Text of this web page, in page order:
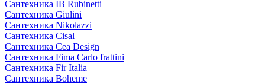
Сантехника IB Rubinetti
Сантехника Giulini
Сантехника Nikolazzi
Сантехника Cisal
Сантехника Cea Design
Сантехника Fima Carlo frattini
Сантехника Fir Italia
Сантехника Boheme